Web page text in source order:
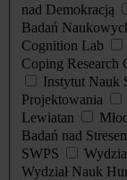
nad Demokracją
Badań
Cognition Lab
Coping Research
Instytut Nauk
Projektowania
Lewiatan
Badań nad
SWPS
Wydział Nauk